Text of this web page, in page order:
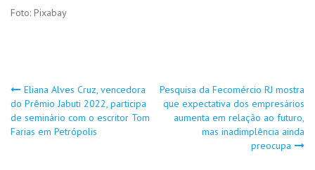
Foto: Pixabay
Navegação
de
Eliana Alves Cruz, vencedora
do Prêmio Jabuti 2022, participa
de seminário com o escritor Tom
Farias em Petrópolis
Pesquisa da Fecomércio RJ mostra
que expectativa dos empresários
aumenta em relação ao futuro,
mas inadimplência ainda
preocupa